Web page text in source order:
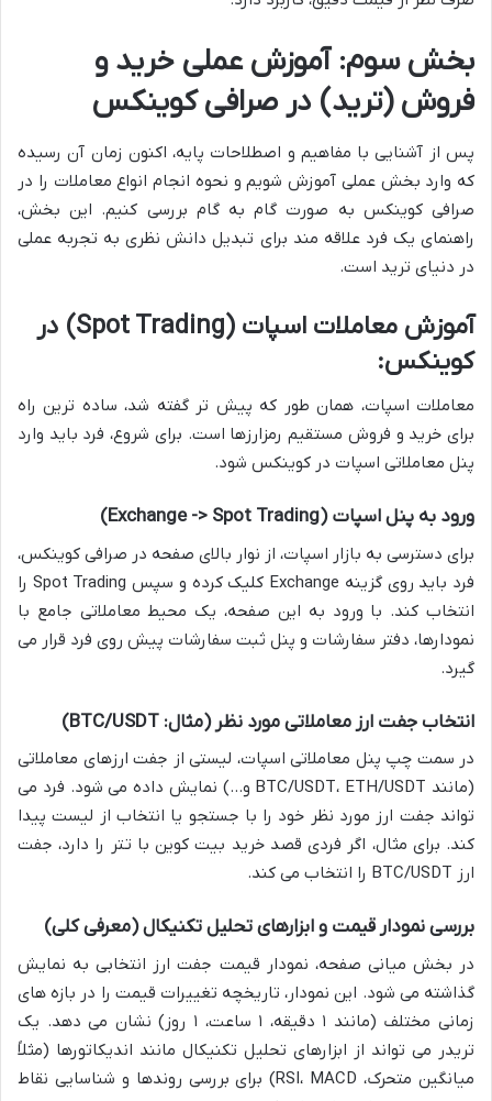
بخش سوم: آموزش عملی خرید و
فروش (ترید) در صرافی کوینکس
پس از آشنایی با مفاهیم و اصطلاحات پایه، اکنون زمان آن رسیده
که وارد بخش عملی آموزش شویم و نحوه انجام انواع معاملات را در
صرافی کوینکس به صورت گام به گام بررسی کنیم. این بخش،
راهنمای یک فرد علاقه مند برای تبدیل دانش نظری به تجربه عملی
در دنیای ترید است.
آموزش معاملات اسپات (Spot Trading) در
کوینکس:
معاملات اسپات، همان طور که پیش تر گفته شد، ساده ترین راه
برای خرید و فروش مستقیم رمزارزها است. برای شروع، فرد باید وارد
پنل معاملاتی اسپات در کوینکس شود.
ورود به پنل اسپات (Exchange -> Spot Trading)
برای دسترسی به بازار اسپات، از نوار بالای صفحه در صرافی کوینکس،
فرد باید روی گزینه Exchange کلیک کرده و سپس Spot Trading را
انتخاب کند. با ورود به این صفحه، یک محیط معاملاتی جامع با
نمودارها، دفتر سفارشات و پنل ثبت سفارشات پیش روی فرد قرار می
گیرد.
انتخاب جفت ارز معاملاتی مورد نظر (مثال: BTC/USDT)
در سمت چپ پنل معاملاتی اسپات، لیستی از جفت ارزهای معاملاتی
(مانند BTC/USDT، ETH/USDT و…) نمایش داده می شود. فرد می
تواند جفت ارز مورد نظر خود را با جستجو یا انتخاب از لیست پیدا
کند. برای مثال، اگر فردی قصد خرید بیت کوین با تتر را دارد، جفت
ارز BTC/USDT را انتخاب می کند.
بررسی نمودار قیمت و ابزارهای تحلیل تکنیکال (معرفی کلی)
در بخش میانی صفحه، نمودار قیمت جفت ارز انتخابی به نمایش
گذاشته می شود. این نمودار، تاریخچه تغییرات قیمت را در بازه های
زمانی مختلف (مانند ۱ دقیقه، ۱ ساعت، ۱ روز) نشان می دهد. یک
تریدر می تواند از ابزارهای تحلیل تکنیکال مانند اندیکاتورها (مثلاً
میانگین متحرک، RSI، MACD) برای بررسی روندها و شناسایی نقاط